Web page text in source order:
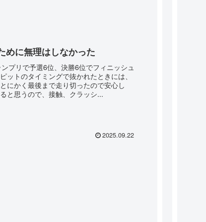
めに無理はしなかった
プリで予選6位、決勝6位でフィニッシュ
ットのタイミングで抜かれたときには、
にかく最後まで走り切ったので安心し
と思うので、接触、クラッシ...
2025.09.22